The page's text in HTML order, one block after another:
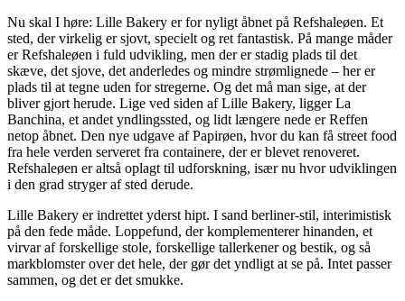
Nu skal I høre: Lille Bakery er for nyligt åbnet på Refshaleøen. Et
sted, der virkelig er sjovt, specielt og ret fantastisk. På mange måder
er Refshaleøen i fuld udvikling, men der er stadig plads til det
skæve, det sjove, det anderledes og mindre strømlignede – her er
plads til at tegne uden for stregerne. Og det må man sige, at der
bliver gjort herude. Lige ved siden af Lille Bakery, ligger La
Banchina, et andet yndlingssted, og lidt længere nede er Reffen
netop åbnet. Den nye udgave af Papirøen, hvor du kan få street food
fra hele verden serveret fra containere, der er blevet renoveret.
Refshaleøen er altså oplagt til udforskning, især nu hvor udviklingen
i den grad stryger af sted derude.
Lille Bakery er indrettet yderst hipt. I sand berliner-stil, interimistisk
på den fede måde. Loppefund, der komplementerer hinanden, et
virvar af forskellige stole, forskellige tallerkener og bestik, og så
markblomster over det hele, der gør det yndligt at se på. Intet passer
sammen, og det er det smukke.